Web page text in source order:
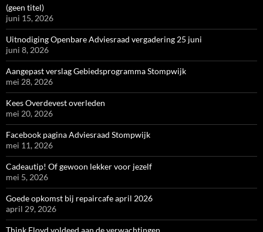
(geen titel)
juni 15, 2026
Uitnodiging Openbare Adviesraad vergadering 25 juni
juni 8, 2026
Aangepast verslag Gebiedsprogramma Stompwijk
mei 28, 2026
Kees Overdevest overleden
mei 20, 2026
Facebook pagina Adviesraad Stompwijk
mei 11, 2026
Cadeautip! Of gewoon lekker voor jezelf
mei 5, 2026
Goede opkomst bij repaircafe april 2026
april 29, 2026
Think Floyd voldeed aan de verwachtingen